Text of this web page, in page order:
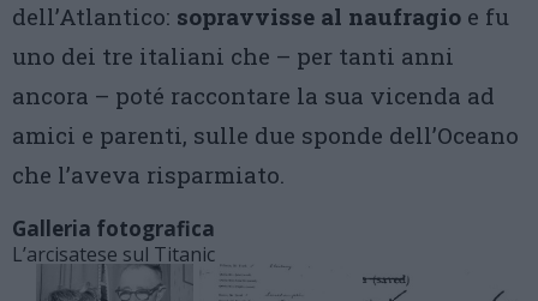
dell’Atlantico: sopravvisse al naufragio e fu
uno dei tre italiani che – per tanti anni
ancora – poté raccontare la sua vicenda ad
amici e parenti, sulle due sponde dell’Oceano
che l’aveva risparmiato.
Galleria fotografica
L’arcisatese sul Titanic